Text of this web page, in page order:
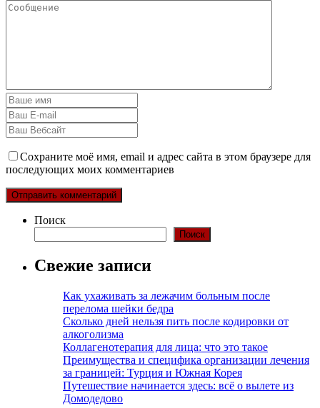
Сохраните моё имя, email и адрес сайта в этом браузере для
последующих моих комментариев
Поиск
Поиск
Свежие записи
Как ухаживать за лежачим больным после
перелома шейки бедра
Сколько дней нельзя пить после кодировки от
алкоголизма
Коллагенотерапия для лица: что это такое
Преимущества и специфика организации лечения
за границей: Турция и Южная Корея
Путешествие начинается здесь: всё о вылете из
Домодедово